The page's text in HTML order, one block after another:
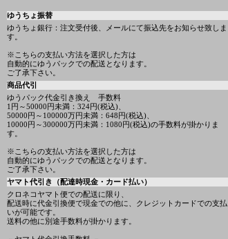
ゆうちょ振替
ゆうちょ銀行：注文受付後、メールにて振込先をお知らせ致しま
す。
※こちらの支払い方法を選択した方は
自動的にゆうパックでの配送となります。
ご了承下さい。
商品代引
ゆうパック代金引き換え 手数料
1円～50000円未満：324円(税込)、
50000円～100000万円未満：648円(税込)、
10000円～300000万円未満：1080円(税込)の手数料が掛かりま
す。
※こちらの支払い方法を選択した方は
自動的にゆうパックでの配送となります。
ご了承下さい。
ヤマト代引き（配達時現金・カード払い）
クロネコヤマト便での配送に限り、
配送時に代金引換便で現金での他に、クレジットカードでの支払
いが可能です。
送料の他に別途手数料が掛かります。